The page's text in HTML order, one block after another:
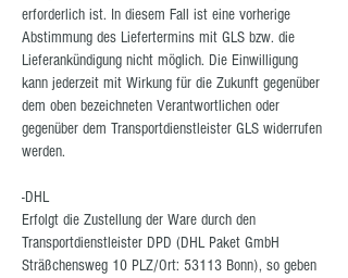
erforderlich ist. In diesem Fall ist eine vorherige
Abstimmung des Liefertermins mit GLS bzw. die
Lieferankündigung nicht möglich. Die Einwilligung
kann jederzeit mit Wirkung für die Zukunft gegenüber
dem oben bezeichneten Verantwortlichen oder
gegenüber dem Transportdienstleister GLS widerrufen
werden.
-DHL
Erfolgt die Zustellung der Ware durch den
Transportdienstleister DPD (DHL Paket GmbH
Sträßchensweg 10 PLZ/Ort: 53113 Bonn), so geben